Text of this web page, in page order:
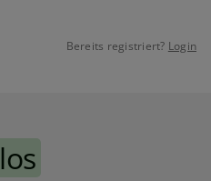
Bereits registriert? Login